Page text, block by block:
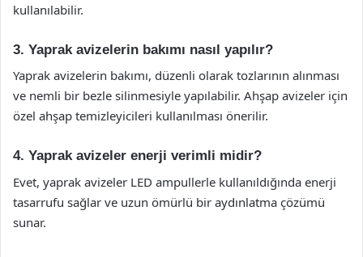
kullanılabilir.
3. Yaprak avizelerin bakımı nasıl yapılır?
Yaprak avizelerin bakımı, düzenli olarak tozlarının alınması
ve nemli bir bezle silinmesiyle yapılabilir. Ahşap avizeler için
özel ahşap temizleyicileri kullanılması önerilir.
4. Yaprak avizeler enerji verimli midir?
Evet, yaprak avizeler LED ampullerle kullanıldığında enerji
tasarrufu sağlar ve uzun ömürlü bir aydınlatma çözümü
sunar.